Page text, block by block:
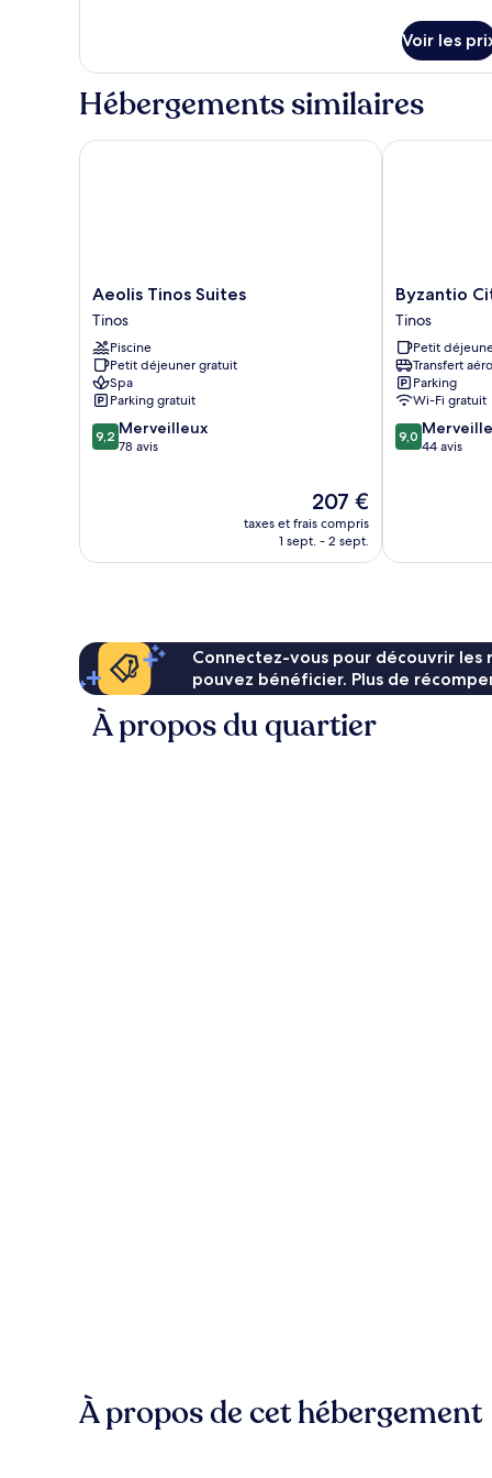
de
chambre :
Chambre
le
type
de
Chambre
Voir les
Hébergements similaires
Aeolis
Tinos
Suites
Tinos
Aeolis Tinos Suites
Tinos
Piscine
Petit déjeuner gratuit
Spa
Parking gratuit
9.2
sur
9,2 Merveilleux
78 avis
Le
nouveau
prix
207 €
taxes et frais compris
1 sept. - 2 sept.
Aeolis Tinos Suites
Byzantio
City
Hotel
Tinos
Byzantio
Tinos
Petit
Transfert
Parking
Wi-Fi gratuit
9.0
sur
9,0
44 avis
Byzantio City
Connectez-vous pour découvrir
pouvez bénéficier. Plus de
À propos du quartier
À propos de cet hébergement